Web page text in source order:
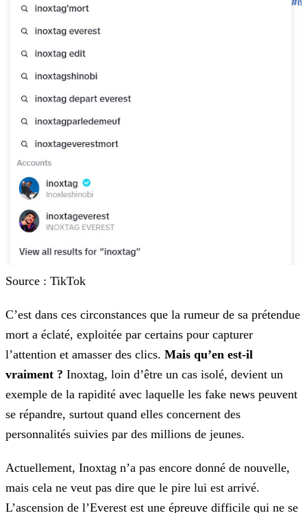
Source : TikTok
C’est dans ces circonstances que la rumeur de sa prétendue
mort a éclaté, exploitée par certains pour capturer
l’attention et amasser des clics. Mais qu’en est-il
vraiment ? Inoxtag, loin d’être un cas isolé, devient un
exemple de la rapidité avec laquelle les fake news peuvent
se répandre, surtout quand elles concernent des
personnalités suivies par des millions de jeunes.
Actuellement, Inoxtag n’a pas encore donné de nouvelle,
mais cela ne veut pas dire que le pire lui est arrivé.
L’ascension de l’Everest est une épreuve difficile qui ne se